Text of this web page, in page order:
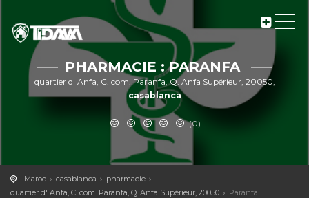
PHARMACIE : PARANFA
quartier d' Anfa, C. com. Paranfa, Q. Anfa Supérieur, 20050,
casablanca
(0)
Maroc casablanca
pharmacie
quartier d' Anfa, C. com. Paranfa, Q. Anfa Supérieur, 20050
Paranfa